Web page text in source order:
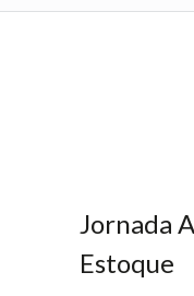
Jornada
Estoque